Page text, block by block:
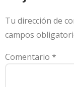
Tu dirección de
campos
Comentario *